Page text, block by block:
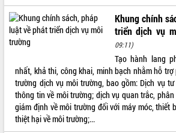
VĂN BẢN HĐND TỈNH
ĐIỂM TIN VĂN BẢN
QUY HOẠCH - KẾ HOẠCH
Khung chính
triển dịch vụ
09:11)
Tạo hành lang
nhất, khả thi, công khai, minh bạch nhằm hỗ
trường dịch vụ môi trường, bao gồm: Dịch vụ
thông tin về môi trường; dịch vụ quan trắc,
giám định về môi trường đối với máy móc, thiết
thiệt hại về môi trường;...